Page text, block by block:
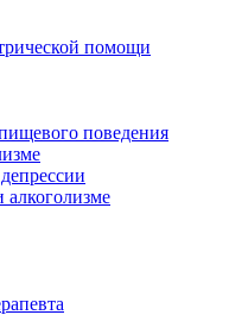
помощи
поведения
алкоголизме